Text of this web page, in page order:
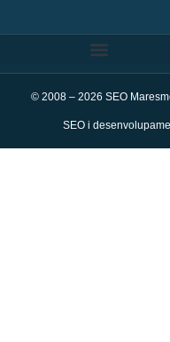
© 2008 – 2026 SEO
SEO i